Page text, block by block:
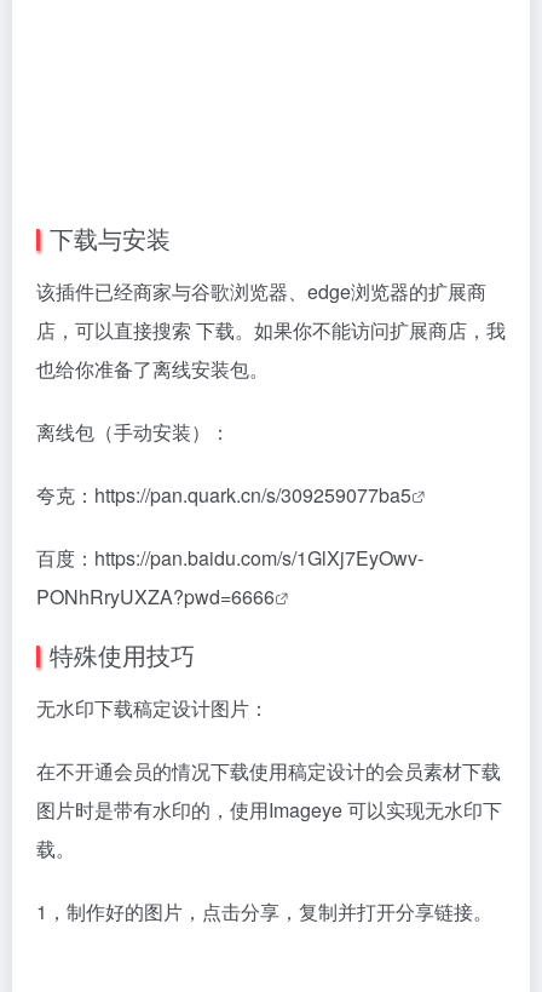
下载与安装
该插件已经商家与谷歌浏览器、edge浏览器的扩展商
店，可以直接搜索 下载。如果你不能访问扩展商店，我
也给你准备了离线安装包。
离线包（手动安装）：
夸克： https://pan.quark.cn/s/309259077ba5
百度： https://pan.baidu.com/s/1GlXj7EyOwv-
PONhRryUXZA?pwd=6666
特殊使用技巧
无水印下载稿定设计图片：
在不开通会员的情况下载使用稿定设计的会员素材下载
图片时是带有水印的，使用Imageye 可以实现无水印下
载。
1，制作好的图片，点击分享，复制并打开分享链接。